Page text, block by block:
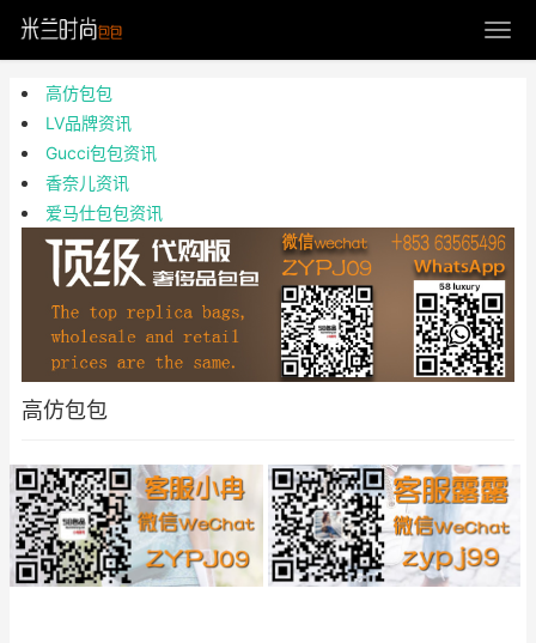
高仿包包
LV品牌资讯
Gucci包包资讯
香奈儿资讯
爱马仕包包资讯
高仿包包